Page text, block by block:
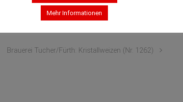
Brauerei Tucher/Fürth: Kristallweizen (Nr. 1262)
Mehr Informationen